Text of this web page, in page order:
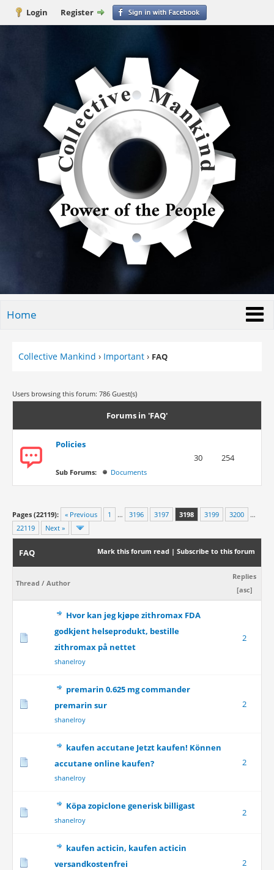
Login Register
Home
Collective Mankind › Important › FAQ
Users browsing this forum: 786 Guest(s)
Forums in 'FAQ'
Policies
Sub Forums: Documents
30 254
Pages (22119): « Previous 1 … 3196 3197 3198 3199 3200
…
22119
Next »
Mark this forum read | Subscribe to this forum
FAQ
Thread / Author
Replies
[asc]
Hvor kan jeg kjøpe zithromax FDA
godkjent helseprodukt, bestille
zithromax på nettet
shanelroy
2
premarin 0.625 mg commander
premarin sur
shanelroy
2
kaufen accutane Jetzt kaufen! Können
accutane online kaufen?
shanelroy
2
Köpa zopiclone generisk billigast
shanelroy
2
kaufen acticin, kaufen acticin
versandkostenfrei
2